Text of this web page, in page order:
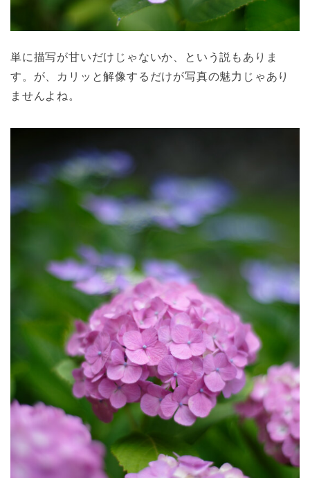
単に描写が甘いだけじゃないか、という説もありま
す。が、カリッと解像するだけが写真の魅力じゃあり
ませんよね。